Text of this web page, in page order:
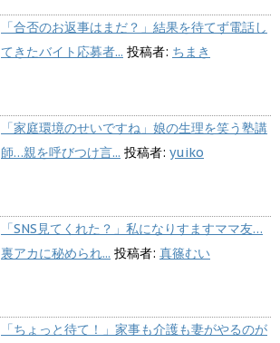
「合否のお返事はまだ？」結果を待てず電話し
てきたバイト応募者... 投稿者: ちまき
「家庭環境のせいですね」娘の生理を笑う塾講
師…親を呼びつけ言... 投稿者: yuiko
「SNS見てくれた？」私になりすますママ友…
裏アカに秘められ... 投稿者: 真篠むい
「ちょっと待て！」家事も介護も妻がやるのが